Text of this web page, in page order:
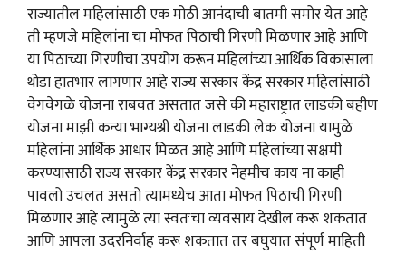
राज्यातील महिलांसाठी एक मोठी आनंदाची बातमी समोर येत आहे
ती म्हणजे महिलांना चा मोफत पिठाची गिरणी मिळणार आहे आणि
या पिठाच्या गिरणीचा उपयोग करून महिलांच्या आर्थिक विकासाला
थोडा हातभार लागणार आहे राज्य सरकार केंद्र सरकार महिलांसाठी
वेगवेगळे योजना राबवत असतात जसे की महाराष्ट्रात लाडकी बहीण
योजना माझी कन्या भाग्यश्री योजना लाडकी लेक योजना यामुळे
महिलांना आर्थिक आधार मिळत आहे आणि महिलांच्या सक्षमी
करण्यासाठी राज्य सरकार केंद्र सरकार नेहमीच काय ना काही
पावलो उचलत असतो त्यामध्येच आता मोफत पिठाची गिरणी
मिळणार आहे त्यामुळे त्या स्वतःचा व्यवसाय देखील करू शकतात
आणि आपला उदरनिर्वाह करू शकतात तर बघुयात संपूर्ण माहिती